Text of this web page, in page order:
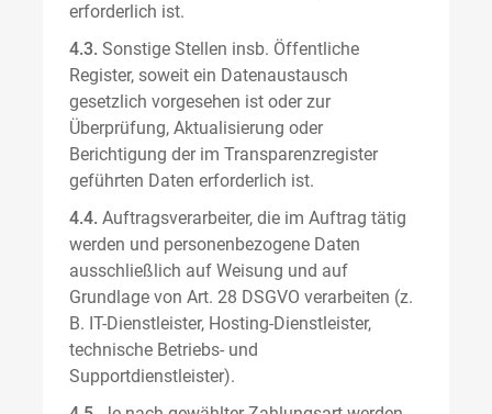
erforderlich ist.
4.3. Sonstige Stellen insb. Öffentliche
Register, soweit ein Datenaustausch
gesetzlich vorgesehen ist oder zur
Überprüfung, Aktualisierung oder
Berichtigung der im Transparenzregister
geführten Daten erforderlich ist.
4.4. Auftragsverarbeiter, die im Auftrag tätig
werden und personenbezogene Daten
ausschließlich auf Weisung und auf
Grundlage von Art. 28 DSGVO verarbeiten (z.
B. IT-Dienstleister, Hosting-Dienstleister,
technische Betriebs- und
Supportdienstleister).